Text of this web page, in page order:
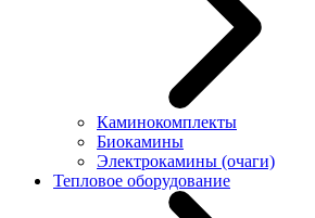
Каминокомплекты
Биокамины
Электрокамины (очаги)
Тепловое оборудование